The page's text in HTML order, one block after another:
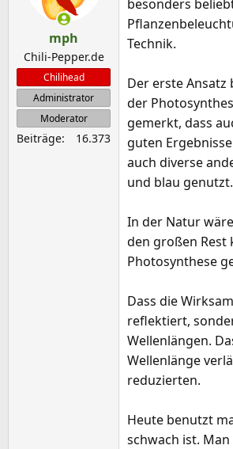
e
r
l
l
a
m
g
w
t
e
mph
Chili-Pepper.de
Chilihead
Administrator
Moderator
Beiträge 16.373
besonders
Technik.
Der erste
der
gemerkt, dass
guten
auch diverse
und blau genutzt.
In der Natur
den großen Rest
Photosynthese
Dass die
reflektiert,
Wellenlängen.
Wellenlänge
reduzierten.
Heute benutzt
schwach ist.